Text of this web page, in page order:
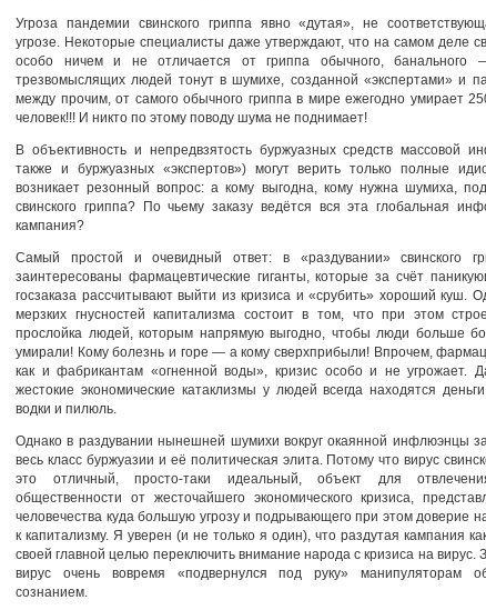
Угроза пандемии свинского гриппа явно «дутая», не
угрозе. Некоторые специалисты даже утверждают, что на самом деле
особо ничем и не отличается от гриппа обычного, банального
трезвомыслящих людей тонут в шумихе, созданной «экспертами» и
между прочим, от самого обычного гриппа в мире ежегодно умирает
человек!!! И никто по этому поводу шума не поднимает!
В объективность и непредвзятость буржуазных средств массовой
также и буржуазных «экспертов») могут верить только полные
возникает резонный вопрос: а кому выгодна, кому нужна шумиха,
свинского гриппа? По чьему заказу ведётся вся эта глобальная
кампания?
Самый простой и очевидный ответ: в «раздувании» свинского
заинтересованы фармацевтические гиганты, которые за счёт
госзаказа рассчитывают выйти из кризиса и «срубить» хороший куш.
мерзких гнусностей капитализма состоит в том, что при этом
прослойка людей, которым напрямую выгодно, чтобы люди больше
умирали! Кому болезнь и горе — а кому сверхприбыли! Впрочем,
как и фабрикантам «огненной воды», кризис особо и не угрожает.
жестокие экономические катаклизмы у людей всегда находятся
водки и пилюль.
Однако в раздувании нынешней шумихи вокруг окаянной инфлюэнцы
весь класс буржуазии и её политическая элита. Потому что вирус
это отличный, просто-таки идеальный, объект для
общественности от жесточайшего экономического кризиса,
человечества куда большую угрозу и подрывающего при этом доверие
к капитализму. Я уверен (и не только я один), что раздутая кампания
своей главной целью переключить внимание народа с кризиса на вирус.
вирус очень вовремя «подвернулся под руку» манипуляторам
сознанием.